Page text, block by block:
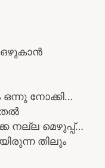
നോക്കി…
നല്ല മെഴുപ്പ്…
തിലും